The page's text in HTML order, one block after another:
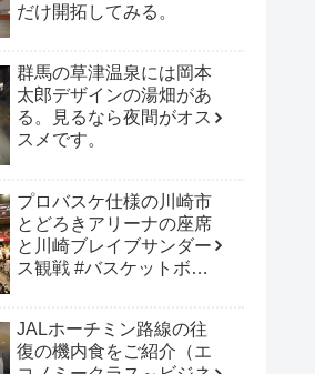
だけ開拓してみる。
群馬の草津温泉には岡本
太郎デザインの湯畑があ
る。見るなら夜間がオス
スメです。
プロバスケ仕様の川崎市
とどろきアリーナの座席
と川崎ブレイブサンダー
ス観戦 #バスケットボー
JALホーチミン路線の往
復の機内食をご紹介（エ